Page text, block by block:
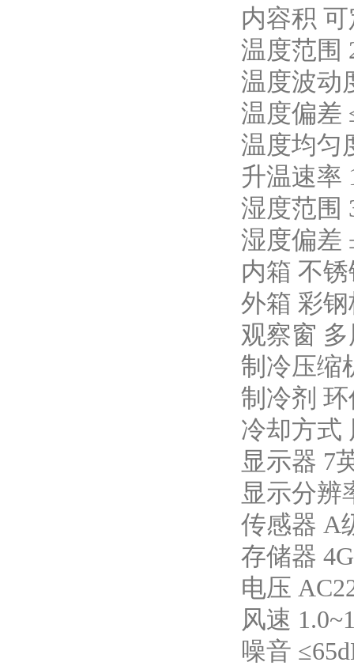
内容积
温度范
温度波
温度偏
温度均
升温速
湿度范围
湿度偏差
内箱 不
外箱 彩
观察窗
制冷压缩
制冷剂
冷却方式
显示器 7
显示分辨
传感器 A
存储器
电压
风速
噪音